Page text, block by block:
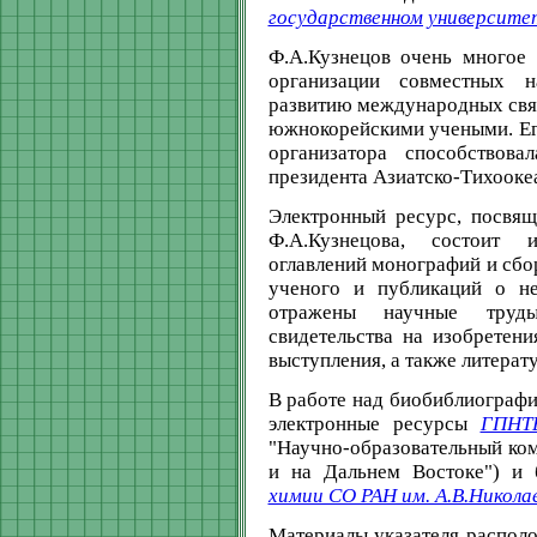
государственном
Ф.А.Кузнецов очень
организации совместных
развитию международных
южнокорейскими учеными.
организатора
президента Азиатско-
Электронный ресурс,
Ф.А.Кузнецова, состоит
оглавлений монографий и
ученого и публикаций о
отражены научные
свидетельства на
выступления, а также
В работе над
электронные ресурсы
"Научно-образовательный
и на Дальнем Востоке") и
химии СО РАН им.